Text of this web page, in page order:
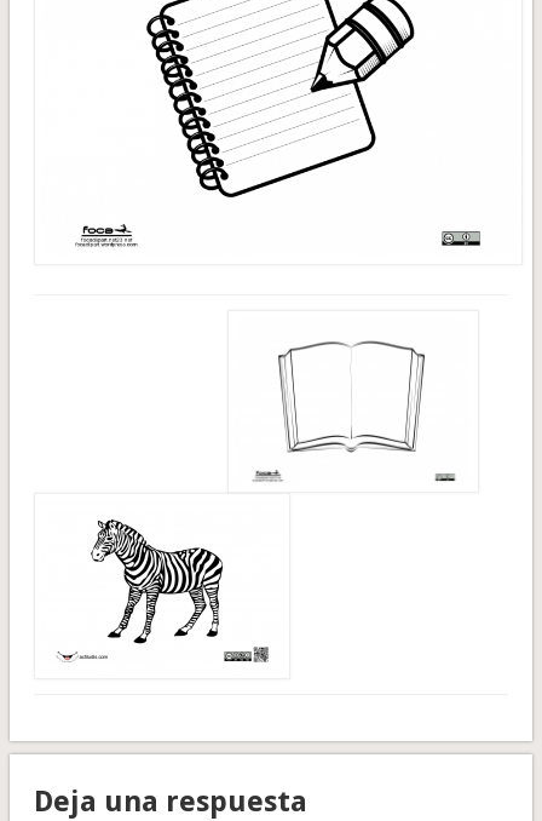
Deja una respuesta